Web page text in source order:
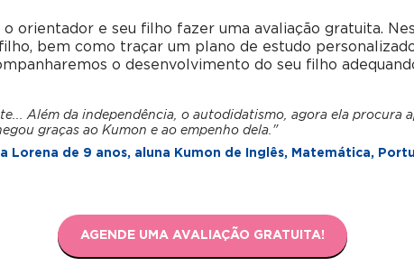
orientador e seu filho fazer uma avaliação gratuita.
bem como traçar um plano de estudo
o desenvolvimento do seu filho
Além da independência, o autodidatismo, agora ela procura
graças ao Kumon e ao empenho dela."
Lorena de 9 anos, aluna Kumon de Inglês, Matemática,
AGENDE UMA AVALIAÇÃO GRATUITA!